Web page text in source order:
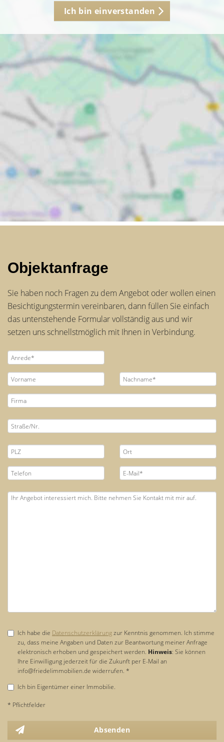
Ich bin einverstanden
Objektanfrage
Sie haben noch Fragen zu dem Angebot oder wollen einen
Besichtigungstermin vereinbaren, dann füllen Sie einfach
das untenstehende Formular vollständig aus und wir
setzen uns schnellstmöglich mit Ihnen in Verbindung.
Ich habe die Datenschutzerklärungzur Kenntnis genommen. Ich stimme
zu, dass meine Angaben und Daten zur Beantwortung meiner Anfrage
elektronisch erhoben und gespeichert werden. Hinweis: Sie können
Ihre Einwilligung jederzeit für die Zukunft per E-Mail an
info@friedelimmobilien.de widerrufen. *
Ich bin Eigentümer einer Immobilie.
* Pflichtfelder
Absenden